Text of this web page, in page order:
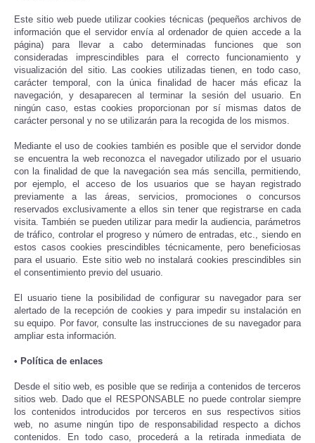
Este sitio web puede utilizar cookies técnicas (pequeños archivos de
información que el servidor envía al ordenador de quien accede a la
página) para llevar a cabo determinadas funciones que son
consideradas imprescindibles para el correcto funcionamiento y
visualización del sitio. Las cookies utilizadas tienen, en todo caso,
carácter temporal, con la única finalidad de hacer más eficaz la
navegación, y desaparecen al terminar la sesión del usuario. En
ningún caso, estas cookies proporcionan por sí mismas datos de
carácter personal y no se utilizarán para la recogida de los mismos.
Mediante el uso de cookies también es posible que el servidor donde
se encuentra la web reconozca el navegador utilizado por el usuario
con la finalidad de que la navegación sea más sencilla, permitiendo,
por ejemplo, el acceso de los usuarios que se hayan registrado
previamente a las áreas, servicios, promociones o concursos
reservados exclusivamente a ellos sin tener que registrarse en cada
visita. También se pueden utilizar para medir la audiencia, parámetros
de tráfico, controlar el progreso y número de entradas, etc., siendo en
estos casos cookies prescindibles técnicamente, pero beneficiosas
para el usuario. Este sitio web no instalará cookies prescindibles sin
el consentimiento previo del usuario.
El usuario tiene la posibilidad de configurar su navegador para ser
alertado de la recepción de cookies y para impedir su instalación en
su equipo. Por favor, consulte las instrucciones de su navegador para
ampliar esta información.
• Política de enlaces
Desde el sitio web, es posible que se redirija a contenidos de terceros
sitios web. Dado que el RESPONSABLE no puede controlar siempre
los contenidos introducidos por terceros en sus respectivos sitios
web, no asume ningún tipo de responsabilidad respecto a dichos
contenidos. En todo caso, procederá a la retirada inmediata de